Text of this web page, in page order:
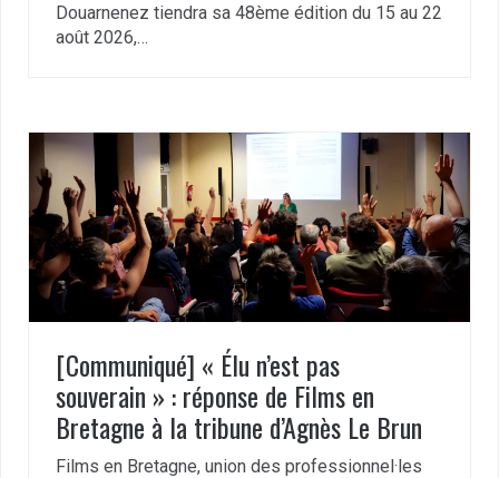
Douarnenez tiendra sa 48ème édition du 15 au 22
août 2026,…
[Communiqué] « Élu n’est pas
souverain » : réponse de Films en
Bretagne à la tribune d’Agnès Le Brun
Films en Bretagne, union des professionnel·les